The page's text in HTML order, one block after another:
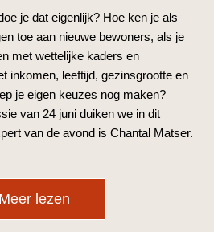
je dat eigenlijk? Hoe ken je als
toe aan nieuwe bewoners, als je
met wettelijke kaders en
inkomen, leeftijd, gezinsgrootte en
je eigen keuzes nog maken?
van 24 juni duiken we in dit
van de avond is Chantal Matser.
Meer lezen